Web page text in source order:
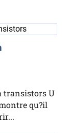
transistors U
qu?il